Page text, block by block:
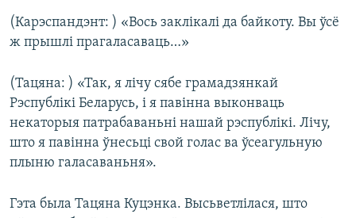
(Карэспандэнт: ) «Вось заклікалі да байкоту. Вы ўсё
ж прышлі прагаласаваць…»
(Тацяна: ) «Так, я лічу сябе грамадзянкай
Рэспублікі Беларусь, і я павінна выконваць
некаторыя патрабаваньні нашай рэспублікі. Лічу,
што я павінна ўнесьці свой голас ва ўсеагульную
плыню галасаваньня».
Гэта была Тацяна Куцэнка. Высьветлілася, што